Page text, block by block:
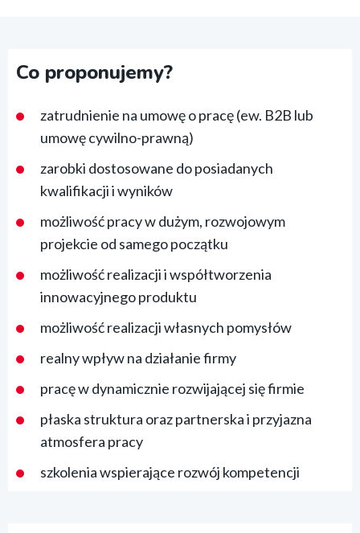
Co proponujemy?
zatrudnienie na umowę o pracę (ew. B2B lub
umowę cywilno-prawną)
zarobki dostosowane do posiadanych
kwalifikacji i wyników
możliwość pracy w dużym, rozwojowym
projekcie od samego początku
możliwość realizacji i współtworzenia
innowacyjnego produktu
możliwość realizacji własnych pomysłów
realny wpływ na działanie firmy
pracę w dynamicznie rozwijającej się firmie
płaska struktura oraz partnerska i przyjazna
atmosfera pracy
szkolenia wspierające rozwój kompetencji